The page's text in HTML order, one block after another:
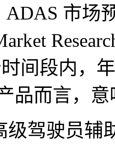
ADAS 市场
间段内，
品而言，
级驾驶员辅